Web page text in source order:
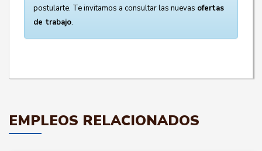
postularte. Te invitamos a consultar las nuevas ofertas
de trabajo.
EMPLEOS RELACIONADOS